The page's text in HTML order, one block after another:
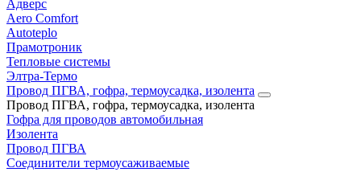
Адверс
Aero Comfort
Autoteplo
Прамотроник
Тепловые системы
Элтра-Термо
Провод ПГВА, гофра, термоусадка, изолента
Провод ПГВА, гофра, термоусадка, изолента
Гофра для проводов автомобильная
Изолента
Провод ПГВА
Соединители термоусаживаемые